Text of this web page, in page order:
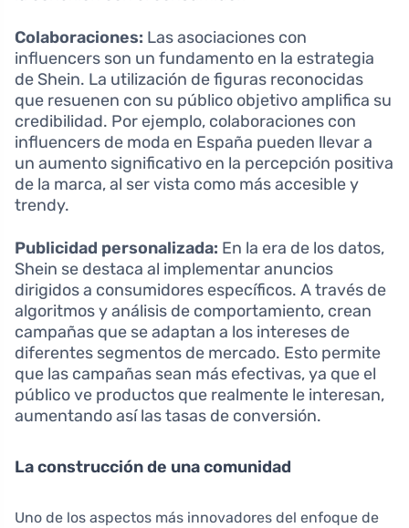
Colaboraciones: Las asociaciones con
influencers son un fundamento en la estrategia
de Shein. La utilización de figuras reconocidas
que resuenen con su público objetivo amplifica su
credibilidad. Por ejemplo, colaboraciones con
influencers de moda en España pueden llevar a
un aumento significativo en la percepción positiva
de la marca, al ser vista como más accesible y
trendy.
Publicidad personalizada: En la era de los datos,
Shein se destaca al implementar anuncios
dirigidos a consumidores específicos. A través de
algoritmos y análisis de comportamiento, crean
campañas que se adaptan a los intereses de
diferentes segmentos de mercado. Esto permite
que las campañas sean más efectivas, ya que el
público ve productos que realmente le interesan,
aumentando así las tasas de conversión.
La construcción de una comunidad
Uno de los aspectos más innovadores del enfoque de